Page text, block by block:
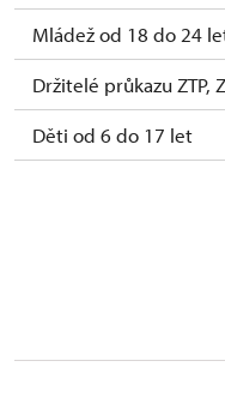
Mládež od 18 do 24
Držitelé průkazu ZTP,
Děti od 6 do 17 let
Průvodce